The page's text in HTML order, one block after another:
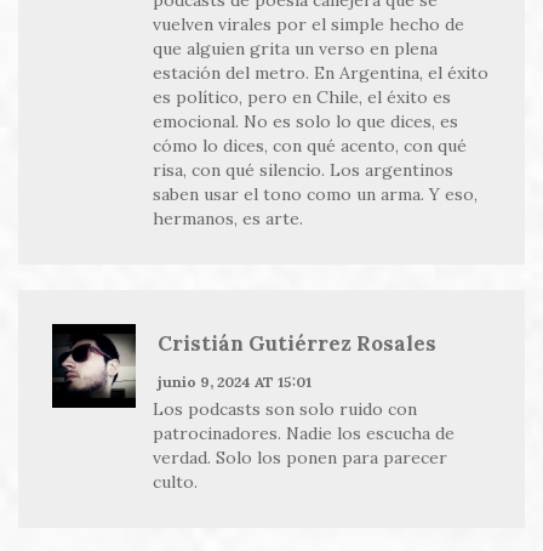
vuelven virales por el simple hecho de
que alguien grita un verso en plena
estación del metro. En Argentina, el éxito
es político, pero en Chile, el éxito es
emocional. No es solo lo que dices, es
cómo lo dices, con qué acento, con qué
risa, con qué silencio. Los argentinos
saben usar el tono como un arma. Y eso,
hermanos, es arte.
Cristián Gutiérrez Rosales
junio 9, 2024 AT 15:01
Los podcasts son solo ruido con
patrocinadores. Nadie los escucha de
verdad. Solo los ponen para parecer
culto.